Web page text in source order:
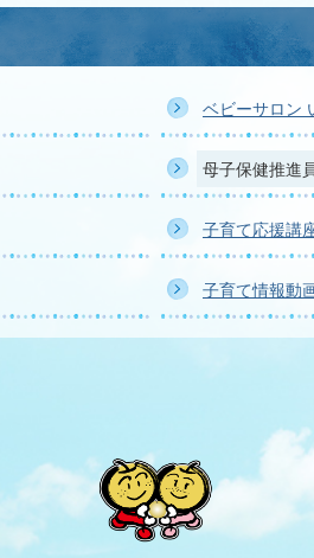
ベビーサロン
母子保健推進
子育て応援講
子育て情報動